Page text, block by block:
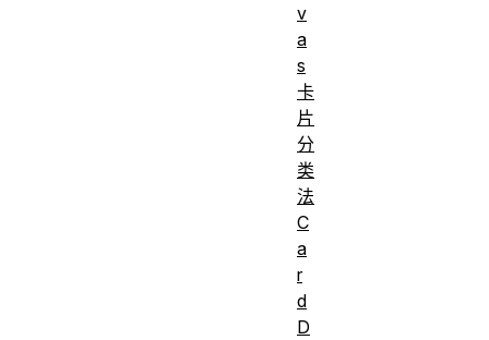
v
a
s
卡
片
分
类
法
C
a
r
d
D